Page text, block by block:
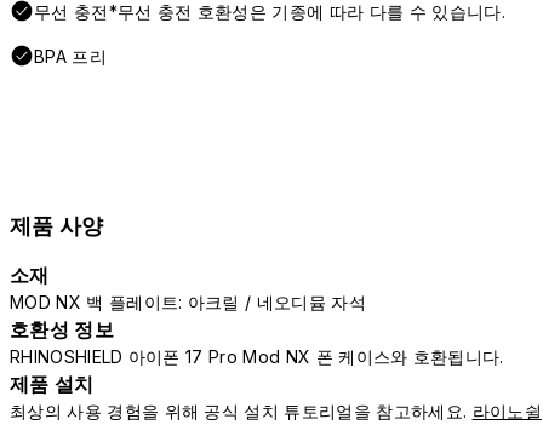
무선 충전*무선 충전 호환성은 기종에 따라 다를 수 있습니다.
BPA 프리
제품 사양
소재
MOD NX 백 플레이트: 아크릴 / 네오디뮴 자석
호환성 정보
RHINOSHIELD 아이폰 17 Pro Mod NX 폰 케이스와 호환됩니다.
제품 설치
최상의 사용 경험을 위해 공식 설치 튜토리얼을 참고하세요. 라이노쉴